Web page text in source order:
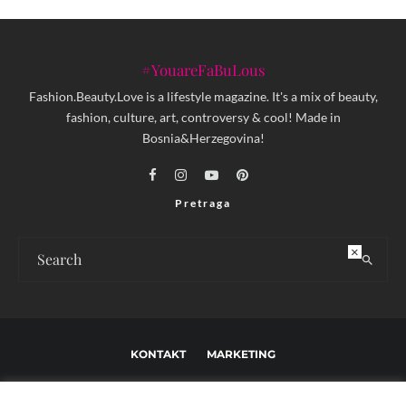
#YouareFaBuLous
Fashion.Beauty.Love is a lifestyle magazine. It's a mix of beauty,
fashion, culture, art, controversy & cool! Made in
Bosnia&Herzegovina!
Pretraga
KONTAKT MARKETING
×